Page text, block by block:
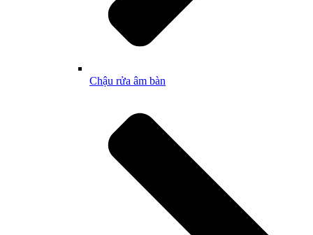
Chậu rửa âm bàn